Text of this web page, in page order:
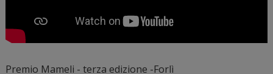
Premio Mameli - terza edizione -Forlì